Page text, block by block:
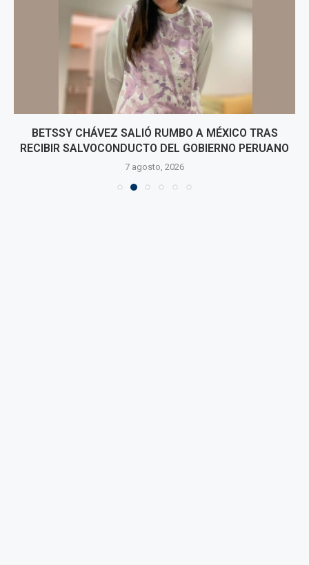
BETSSY CHÁVEZ SALIÓ RUMBO A MÉXICO TRAS
RECIBIR SALVOCONDUCTO DEL GOBIERNO PERUANO
7 agosto, 2026